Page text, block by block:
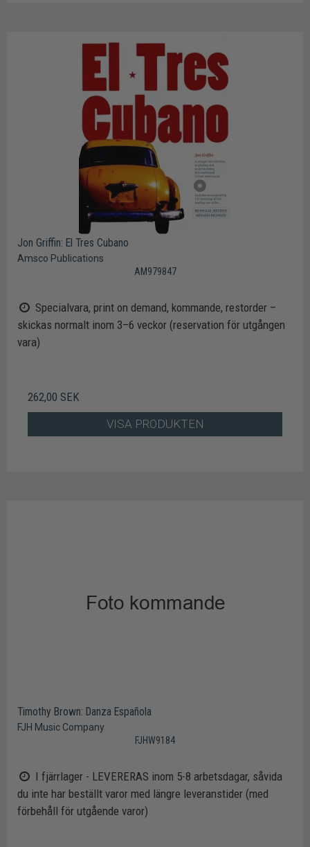
Jon Griffin: El Tres Cubano
Amsco Publications
AM979847
Specialvara, print on demand, kommande, restorder –
skickas normalt inom 3–6 veckor (reservation för utgången
vara)
262,00 SEK
VISA PRODUKTEN
Timothy Brown: Danza Española
FJH Music Company
FJHW9184
I fjärrlager - LEVERERAS inom 5-8 arbetsdagar, såvida
du inte har beställt varor med längre leveranstider (med
förbehåll för utgående varor)